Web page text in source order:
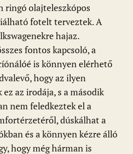
ringó olajteleszkópos
fotelt terveztek. A
hajaz.
fontos kapcsoló, a
is könnyen elérhető
hogy az ilyen
az irodája, s a második
nem feledkeztek el a
dúskálhat a
és a könnyen kézre álló
hogy még hárman is